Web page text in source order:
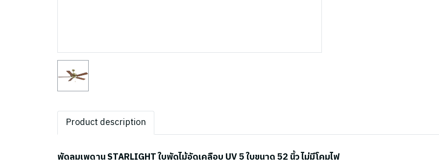
Product description
พัดลมเพดาน STARLIGHT ใบพัดไม้อัดเคลือบ UV 5 ใบขนาด 52 นิ้ว ไม่มีโคมไฟ